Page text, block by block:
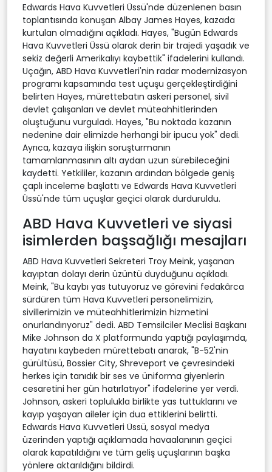
Edwards Hava Kuvvetleri Üssü'nde düzenlenen basın
toplantısında konuşan Albay James Hayes, kazada
kurtulan olmadığını açıkladı. Hayes, "Bugün Edwards
Hava Kuvvetleri Üssü olarak derin bir trajedi yaşadık ve
sekiz değerli Amerikalıyı kaybettik" ifadelerini kullandı.
Uçağın, ABD Hava Kuvvetleri'nin radar modernizasyon
programı kapsamında test uçuşu gerçekleştirdiğini
belirten Hayes, mürettebatın askeri personel, sivil
devlet çalışanları ve devlet müteahhitlerinden
oluştuğunu vurguladı. Hayes, "Bu noktada kazanın
nedenine dair elimizde herhangi bir ipucu yok" dedi.
Ayrıca, kazaya ilişkin soruşturmanın
tamamlanmasının altı aydan uzun sürebileceğini
kaydetti. Yetkililer, kazanın ardından bölgede geniş
çaplı inceleme başlattı ve Edwards Hava Kuvvetleri
Üssü'nde tüm uçuşlar geçici olarak durduruldu.
ABD Hava Kuvvetleri ve siyasi
isimlerden başsağlığı mesajları
ABD Hava Kuvvetleri Sekreteri Troy Meink, yaşanan
kayıptan dolayı derin üzüntü duyduğunu açıkladı.
Meink, "Bu kaybı yas tutuyoruz ve görevini fedakârca
sürdüren tüm Hava Kuvvetleri personelimizin,
sivillerimizin ve müteahhitlerimizin hizmetini
onurlandırıyoruz" dedi. ABD Temsilciler Meclisi Başkanı
Mike Johnson da X platformunda yaptığı paylaşımda,
hayatını kaybeden mürettebatı anarak, "B-52'nin
gürültüsü, Bossier City, Shreveport ve çevresindeki
herkes için tanıdık bir ses ve üniforma giyenlerin
cesaretini her gün hatırlatıyor" ifadelerine yer verdi.
Johnson, askeri toplulukla birlikte yas tuttuklarını ve
kayıp yaşayan aileler için dua ettiklerini belirtti.
Edwards Hava Kuvvetleri Üssü, sosyal medya
üzerinden yaptığı açıklamada havaalanının geçici
olarak kapatıldığını ve tüm geliş uçuşlarının başka
yönlere aktarıldığını bildirdi.